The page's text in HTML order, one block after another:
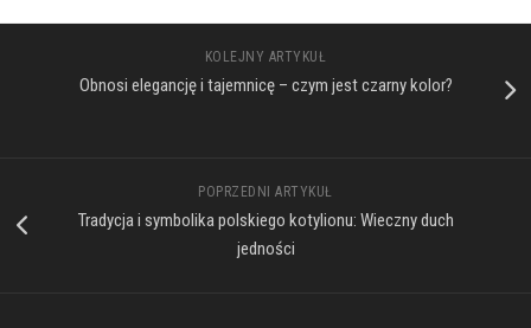
KOLEJNY ARTYKUŁ
Obnosi elegancję i tajemnicę – czym jest czarny kolor?
POPRZEDNI ARTYKUŁ
Tradycja i symbolika polskiego kotylionu: Wieczny duch
jedności